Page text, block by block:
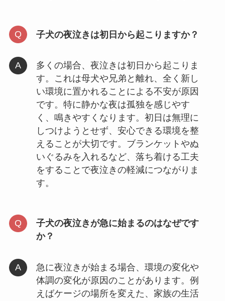
子犬の夜泣きは初日から起こりますか？
多くの場合、夜泣きは初日から起こりま
す。これは母犬や兄弟と離れ、全く新し
い環境に置かれることによる不安が原因
です。特に静かな夜は孤独を感じやす
く、鳴きやすくなります。初日は無理に
しつけようとせず、安心できる環境を整
えることが大切です。ブランケットやぬ
いぐるみを入れるなど、落ち着ける工夫
をすることで夜泣きの軽減につながりま
す。
子犬の夜泣きが急に始まるのはなぜです
か？
急に夜泣きが始まる場合、環境の変化や
体調の変化が原因のことがあります。例
えばケージの場所を変えた、家族の生活